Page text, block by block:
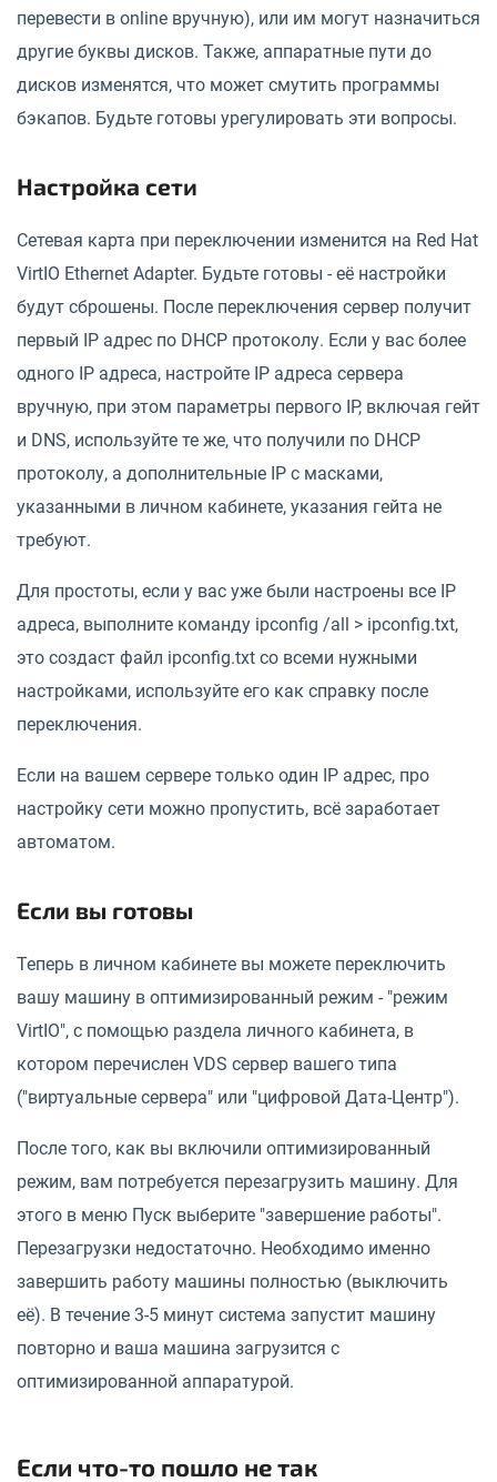
перевести в online вручную), или им могут назначиться
другие буквы дисков. Также, аппаратные пути до
дисков изменятся, что может смутить программы
бэкапов. Будьте готовы урегулировать эти вопросы.
Настройка сети
Сетевая карта при переключении изменится на Red Hat
VirtIO Ethernet Adapter. Будьте готовы - её настройки
будут сброшены. После переключения сервер получит
первый IP адрес по DHCP протоколу. Если у вас более
одного IP адреса, настройте IP адреса сервера
вручную, при этом параметры первого IP, включая гейт
и DNS, используйте те же, что получили по DHCP
протоколу, а дополнительные IP с масками,
указанными в личном кабинете, указания гейта не
требуют.
Для простоты, если у вас уже были настроены все IP
адреса, выполните команду ipconfig /all > ipconfig.txt,
это создаст файл ipconfig.txt со всеми нужными
настройками, используйте его как справку после
переключения.
Если на вашем сервере только один IP адрес, про
настройку сети можно пропустить, всё заработает
автоматом.
Если вы готовы
Теперь в личном кабинете вы можете переключить
вашу машину в оптимизированный режим - "режим
VirtIO", с помощью раздела личного кабинета, в
котором перечислен VDS сервер вашего типа
("виртуальные сервера" или "цифровой Дата-Центр").
После того, как вы включили оптимизированный
режим, вам потребуется перезагрузить машину. Для
этого в меню Пуск выберите "завершение работы".
Перезагрузки недостаточно. Необходимо именно
завершить работу машины полностью (выключить
её). В течение 3-5 минут система запустит машину
повторно и ваша машина загрузится с
оптимизированной аппаратурой.
Если что-то пошло не так